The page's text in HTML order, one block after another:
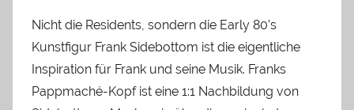
Nicht die Residents, sondern die Early 80’s
Kunstfigur Frank Sidebottom ist die eigentliche
Inspiration für Frank und seine Musik. Franks
Pappmaché-Kopf ist eine 1:1 Nachbildung von